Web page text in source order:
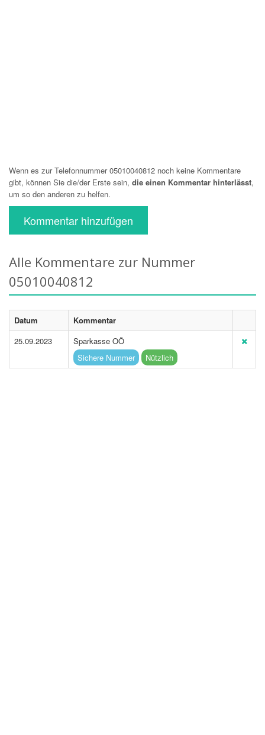
Wenn es zur Telefonnummer 05010040812 noch keine Kommentare
gibt, können Sie die/der Erste sein, die einen Kommentar hinterlässt,
um so den anderen zu helfen.
Kommentar hinzufügen
Alle Kommentare zur Nummer
05010040812
Datum
Kommentar
25.09.2023
Sparkasse OÖ
Sichere Nummer
Nützlich